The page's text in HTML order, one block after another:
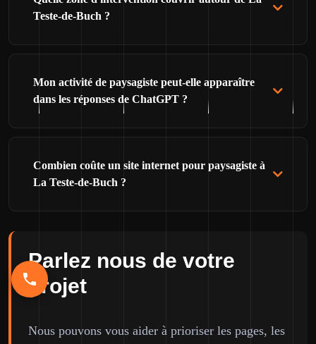
Teste-de-Buch ?
Mon activité de paysagiste peut-elle apparaître
dans les réponses de ChatGPT ?
Combien coûte un site internet pour paysagiste à
La Teste-de-Buch ?
Parlez nous de votre
projet
Nous pouvons vous aider à prioriser les pages, les